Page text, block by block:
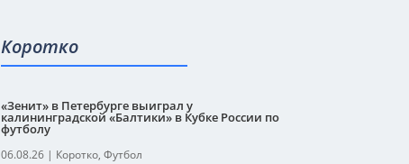
Коротко
«Зенит» в Петербурге выиграл у
калининградской «Балтики» в Кубке России по
футболу
06.08.26| Коротко, Футбол